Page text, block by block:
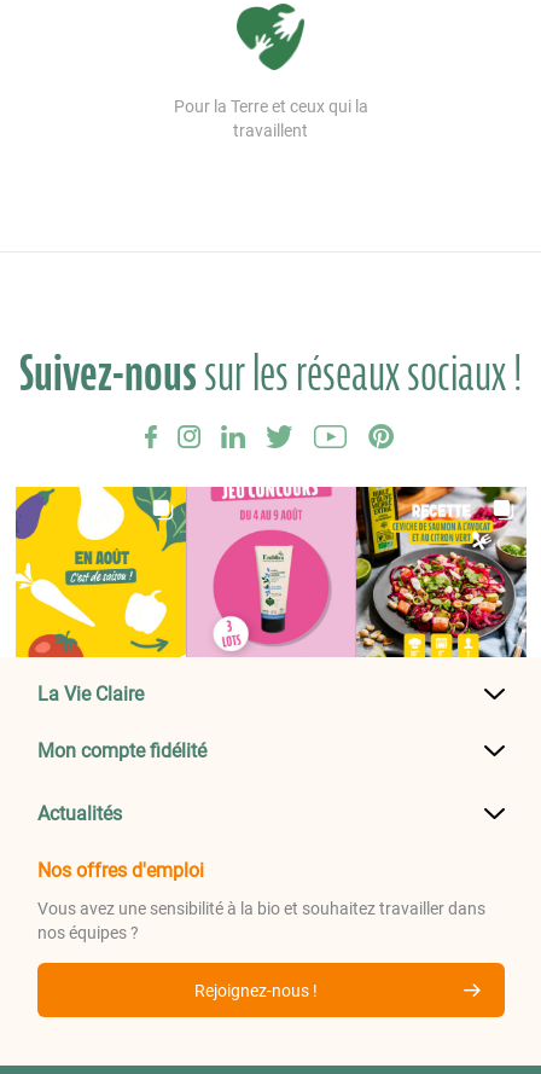
Pour la Terre et ceux qui la
travaillent
Suivez-noussur les réseaux sociaux !
La Vie Claire
Mon compte fidélité
Actualités
Nos offres d'emploi
Vous avez une sensibilité à la bio et souhaitez travailler dans
nos équipes ?
Rejoignez-nous !